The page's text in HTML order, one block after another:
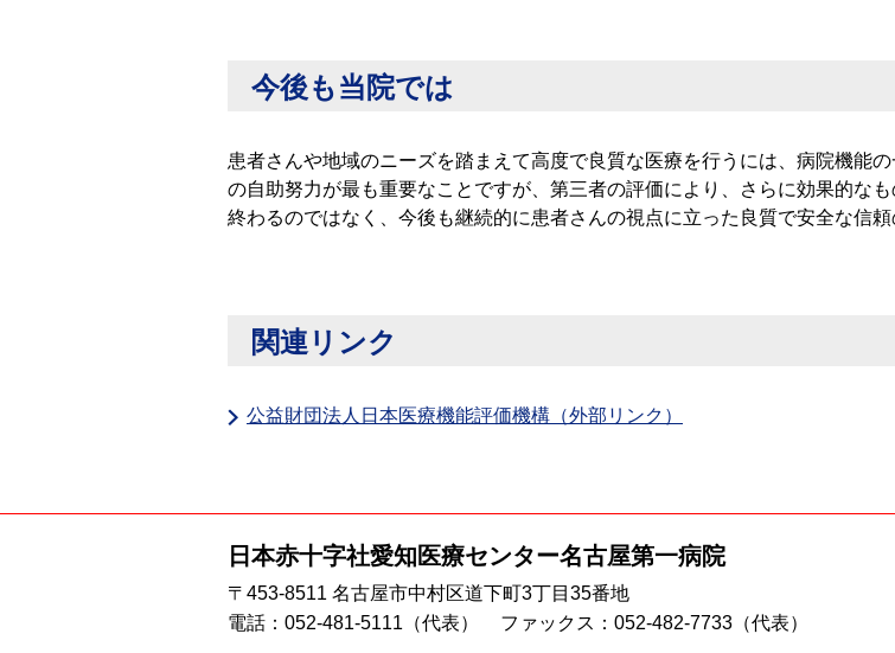
今後も当院では
患者さんや地域のニーズを踏まえて高度で良質な医療を行うには、病院機能
の自助努力が最も重要なことですが、第三者の評価により、さらに効果的な
終わるのではなく、今後も継続的に患者さんの視点に立った良質で安全な信
関連リンク
公益財団法人日本医療機能評価機構（外部リンク）
日本赤十字社愛知医療センター名古屋第一病院
〒453-8511 名古屋市中村区道下町3丁目35番地
電話： 052-481-5111 （代表） ファックス：052-482-7733（代表）